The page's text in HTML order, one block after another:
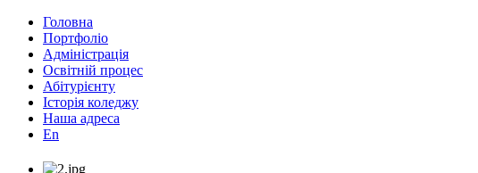
Головна
Портфоліо
Адміністрація
Освітній процес
Абітурієнту
Історія коледжу
Наша адреса
En